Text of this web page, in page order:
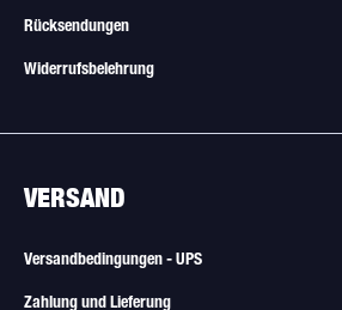
Rücksendungen
Widerrufsbelehrung
VERSAND
Versandbedingungen - UPS
Zahlung und Lieferung